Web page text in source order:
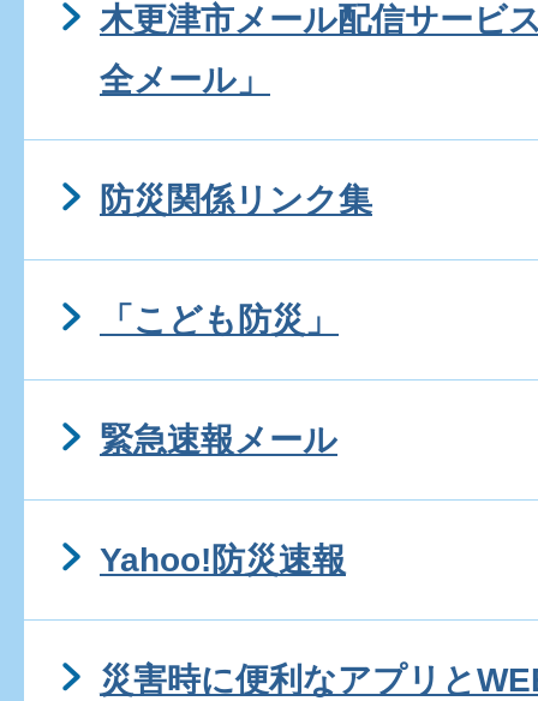
木更津市メール配信サービ
全メール」
防災関係リンク集
「こども防災」
緊急速報メール
Yahoo!防災速報
災害時に便利なアプリと